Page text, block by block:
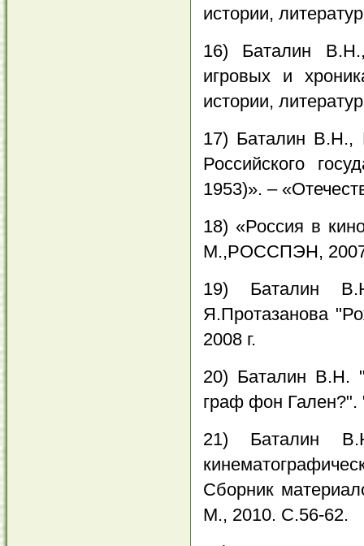
истории,
16) Баталин
игровых и
истории,
17) Баталин В.Н.,
Российского
1953)». –
18) «Россия в
М.,РОССПЭН,
19) Баталин
Я.Протазанова
2008 г.
20) Баталин В.Н.
граф фон Гален?".
21) Баталин
Сборник
М., 2010. С.56-62.